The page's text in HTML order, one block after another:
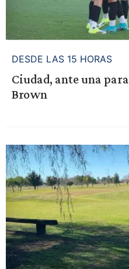
DESDE LAS 15 HORAS
Ciudad, ante una
Brown